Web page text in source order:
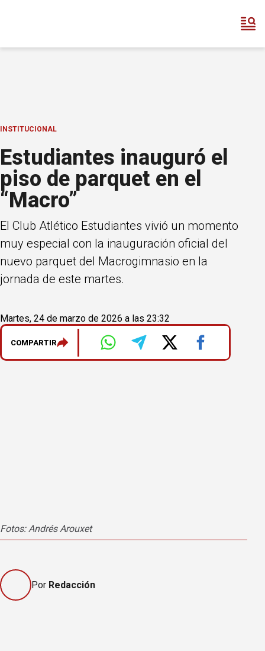
INSTITUCIONAL
Estudiantes inauguró el
piso de parquet en el
“Macro”
El Club Atlético Estudiantes vivió un momento
muy especial con la inauguración oficial del
nuevo parquet del Macrogimnasio en la
jornada de este martes.
Martes, 24 de marzo de 2026 a las 23:32
COMPARTIR
Fotos: Andrés Arouxet
Por Redacción